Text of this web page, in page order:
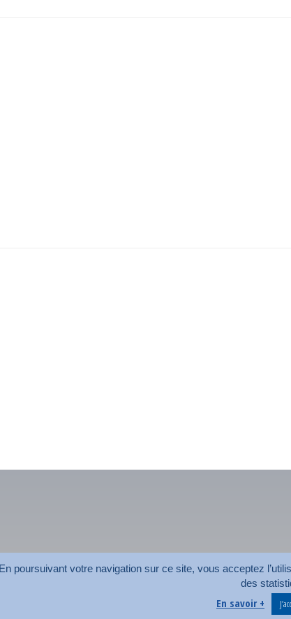
poursuivant votre navigation sur ce site, vous acceptez
des
En savoir +